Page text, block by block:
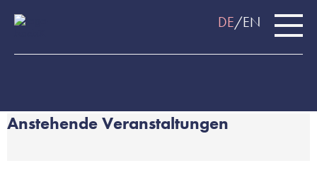
DE EN
Anstehende Veranstaltungen